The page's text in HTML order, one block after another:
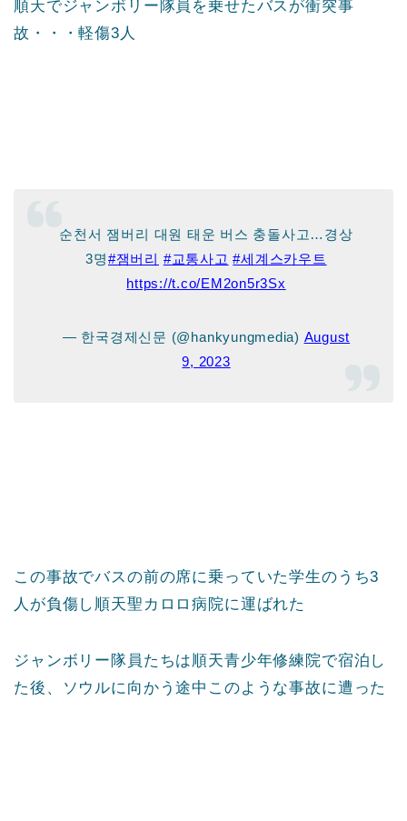
順天でジャンボリー隊員を乗せたバスが衝突事
故・・・軽傷3人
순천서 잼버리 대원 태운 버스 충돌사고…경상
3명#잼버리 #교통사고 #세계스카우트
https://t.co/EM2on5r3Sx
— 한국경제신문 (@hankyungmedia) August
9, 2023
この事故でバスの前の席に乗っていた学生のうち3
人が負傷し順天聖カロロ病院に運ばれた
ジャンボリー隊員たちは順天青少年修練院で宿泊し
た後、ソウルに向かう途中このような事故に遭った